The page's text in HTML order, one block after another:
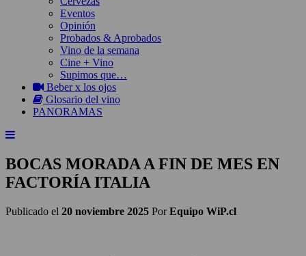
Eventos
Opinión
Probados & Aprobados
Vino de la semana
Cine + Vino
Supimos que…
Beber x los ojos
Glosario del vino
PANORAMAS
BOCAS MORADA A FIN DE MES EN
FACTORÍA ITALIA
Publicado el 20 noviembre 2025 PorEquipo WiP.cl